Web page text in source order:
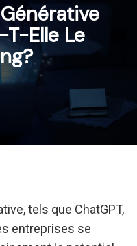
Elle Le
tels que ChatGPT,
entreprises se